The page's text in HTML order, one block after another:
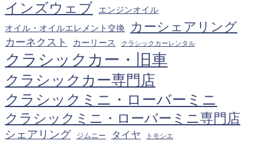
ブ
インズウェブ エンジンオイル
オイル・オイルエレメント交換 カーシェアリング
カーネクスト カーリース クラシックカーレンタル
クラシックカー・旧車
クラシックカー専門店
クラシックミニ・ローバーミニ
クラシックミニ・ローバーミニ専門店
シェアリング ジムニー タイヤ トモシエ